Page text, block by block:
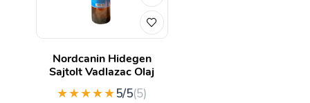
Nordcanin Hidegen
Sajtolt Vadlazac Olaj
★★★★★5/5(5)